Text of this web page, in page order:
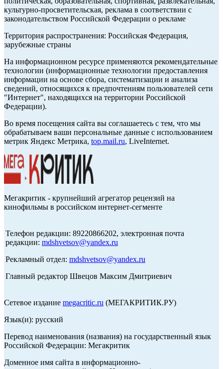
культурно-просветительская, реклама в соответствии с
законодательством Российской Федерации о рекламе
Территория распространения: Российская Федерация,
зарубежные страны
На информационном ресурсе применяются рекомендательные
технологии (информационные технологии предоставления
информации на основе сбора, систематизации и анализа
сведений, относящихся к предпочтениям пользователей сети
"Интернет", находящихся на территории Российской
Федерации).
Во время посещения сайта вы соглашаетесь с тем, что мы
обрабатываем ваши персональные данные с использованием
метрик Яндекс Метрика, top.mail.ru, LiveInternet.
Мегакритик - крупнейший агрегатор рецензий на
кинофильмы в российском интернет-сегменте
Телефон редакции: 89220866202, электронная почта
редакции: mdshvetsov@yandex.ru
Рекламный отдел: mdshvetsov@yandex.ru
Главный редактор Швецов Максим Дмитриевич
Сетевое издание megacritic.ru (МЕГАКРИТИК.РУ)
Язык(и): русский
Перевод наименования (названия) на государственный язык
Российской Федерации: Мегакритик
Доменное имя сайта в информационно-